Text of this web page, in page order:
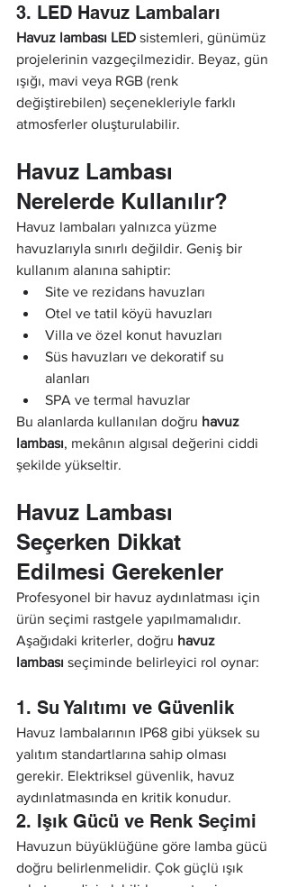
3. LED Havuz Lambaları
Havuz lambası LED sistemleri, günümüz
projelerinin vazgeçilmezidir. Beyaz, gün
ışığı, mavi veya RGB (renk
değiştirebilen) seçenekleriyle farklı
atmosferler oluşturulabilir.
Havuz Lambası
Nerelerde Kullanılır?
Havuz lambaları yalnızca yüzme
havuzlarıyla sınırlı değildir. Geniş bir
kullanım alanına sahiptir:
Site ve rezidans havuzları
Otel ve tatil köyü havuzları
Villa ve özel konut havuzları
Süs havuzları ve dekoratif su
alanları
SPA ve termal havuzlar
Bu alanlarda kullanılan doğru havuz
lambası, mekânın algısal değerini ciddi
şekilde yükseltir.
Havuz Lambası
Seçerken Dikkat
Edilmesi Gerekenler
Profesyonel bir havuz aydınlatması için
ürün seçimi rastgele yapılmamalıdır.
Aşağıdaki kriterler, doğru havuz
lambası seçiminde belirleyici rol oynar:
1. Su Yalıtımı ve Güvenlik
Havuz lambalarının IP68 gibi yüksek su
yalıtım standartlarına sahip olması
gerekir. Elektriksel güvenlik, havuz
aydınlatmasında en kritik konudur.
2. Işık Gücü ve Renk Seçimi
Havuzun büyüklüğüne göre lamba gücü
doğru belirlenmelidir. Çok güçlü ışık